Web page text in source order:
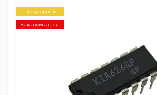
Популярный
Заканчивается